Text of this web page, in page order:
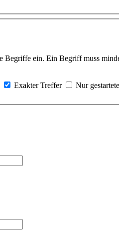
Begriffe ein. Ein Begriff muss
Exakter Treffer
Nur